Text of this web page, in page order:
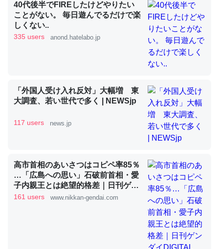
昆虫ってカルシウム少ないのか。知らんかった。調べたら
コオロギのカルシウム分はエビの600分の1程度。
利だから両方が拮抗してるのでは」とあって面白い。海に
いる鋏角類（カブトガニ・ウミグモ）はカルシウムを使わ
ずキチンを強化してる筈だが、酵素が違うのか？
─ニュース :: 【研究発表】昆虫学の大問題＝「昆虫はなぜ海にいな
40代後半でFIREしたけどやりたい
ことがない。 毎日遊んでるだけで楽
しくない..
335 users anond.hatelabo.jp
「外国人受け入れ反対」大幅増 東
大調査、若い世代で多く | NEWSjp
117 users news.jp
高市首相のあいさつはコピペ率85％
…「広島への思い」石破前首相・愛
子内親王とは絶望的格差｜日刊ゲン
ダイDIGITAL
161 users www.nikkan-gendai.com